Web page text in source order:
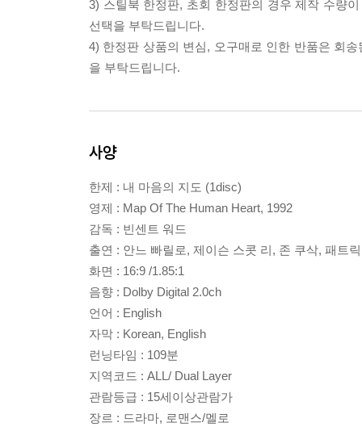
3) 스틸북 한정판, 초회 한정판의 경우 제작 수량
선택을 부탁드립니다.
4) 한정판 상품의 변심, 오구매로 인한 반품은 회
을 부탁드립니다.
사양
한제 : 내 마음의 지도 (1disc)
영제 : Map Of The Human Heart, 1992
감독 : 빈센트 워드
출연 : 안느 빠릴로, 제이슨 스콧 리, 존 쿠삭, 패트
화면 : 16:9 /1.85:1
음향 : Dolby Digital 2.0ch
언어 : English
자막 : Korean, English
런닝타임 : 109분
지역코드 : ALL/ Dual Layer
관람등급 : 15세이상관람가
장르 : 드라마, 로맨스/멜로